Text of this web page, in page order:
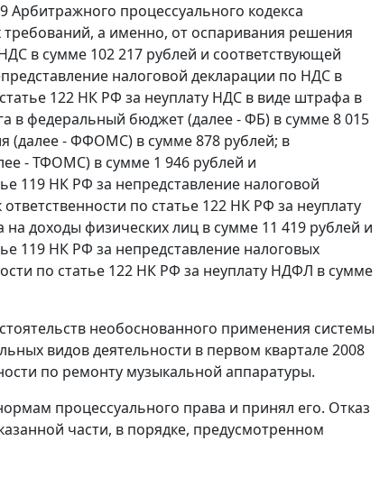
Арбитражного процессуального кодекса
а именно, от оспаривания решения
в сумме 102 217 рублей и соответствующей
налоговой декларации по НДС в
статье 122 НК РФ за неуплату НДС в виде штрафа в
в федеральный бюджет (далее - ФБ) в сумме 8 015
(далее - ФФОМС) в сумме 878 рублей; в
- ТФОМС) в сумме 1 946 рублей и
119 НК РФ за непредставление налоговой
по статье 122 НК РФ за неуплату
доходы физических лиц в сумме 11 419 рублей и
119 НК РФ за непредставление налоговых
по статье 122 НК РФ за неуплату НДФЛ в сумме
необоснованного применения системы
видов деятельности в первом квартале 2008
по ремонту музыкальной аппаратуры.
процессуального права и принял его. Отказ
части, в порядке, предусмотренном